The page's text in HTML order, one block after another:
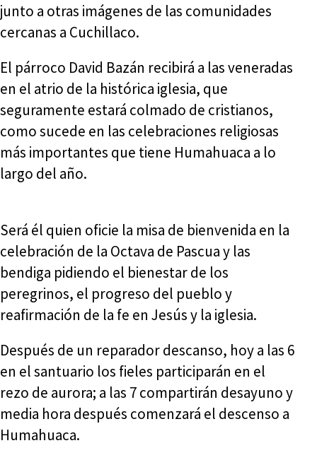
junto a otras imágenes de las comunidades
cercanas a Cuchillaco.
El párroco David Bazán recibirá a las veneradas
en el atrio de la histórica iglesia, que
seguramente estará colmado de cristianos,
como sucede en las celebraciones religiosas
más importantes que tiene Humahuaca a lo
largo del año.
Será él quien oficie la misa de bienvenida en la
celebración de la Octava de Pascua y las
bendiga pidiendo el bienestar de los
peregrinos, el progreso del pueblo y
reafirmación de la fe en Jesús y la iglesia.
Después de un reparador descanso, hoy a las 6
en el santuario los fieles participarán en el
rezo de aurora; a las 7 compartirán desayuno y
media hora después comenzará el descenso a
Humahuaca.